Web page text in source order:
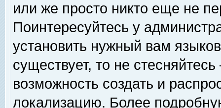
или же просто никто еще не
Поинтересуйтесь у
установить нужный вам
существует, то не
возможность создать и
локализацию. Более